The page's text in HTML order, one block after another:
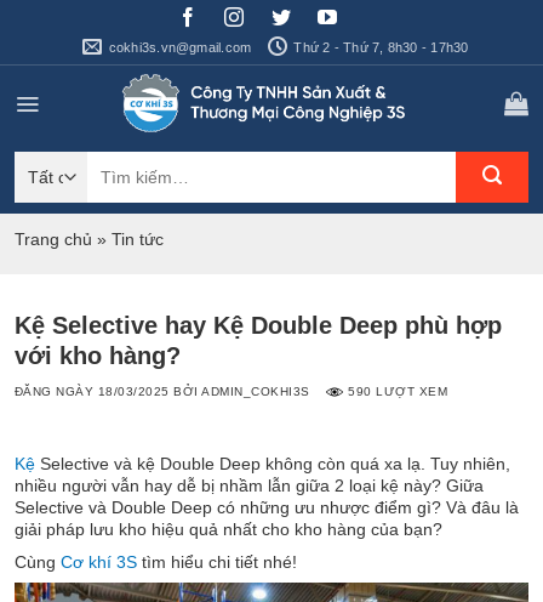
cokhi3s.vn@gmail.com Thứ 2 - Thứ 7, 8h30 - 17h30
kiếm:
Trang chủ » Tin tức
Kệ Selective hay Kệ Double Deep phù hợp
với kho hàng?
ĐĂNG NGÀY 18/03/2025 BỞIADMIN_COKHI3S 590 LƯỢT XEM
Kệ Selective và kệ Double Deep không còn quá xa lạ. Tuy nhiên,
nhiều người vẫn hay dễ bị nhầm lẫn giữa 2 loại kệ này? Giữa
Selective và Double Deep có những ưu nhược điểm gì? Và đâu là
giải pháp lưu kho hiệu quả nhất cho kho hàng của bạn?
Cùng Cơ khí 3S tìm hiểu chi tiết nhé!